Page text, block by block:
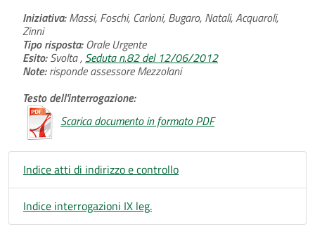
Iniziativa:Massi, Foschi, Carloni, Bugaro, Natali, Acquaroli,
Zinni
Tipo risposta:Orale Urgente
Esito:Svolta , Seduta n.82 del 12/06/2012
Note:risponde assessore Mezzolani
Testo dell'interrogazione:
Scarica documento in formato PDF
Indice atti di indirizzo e controllo
Indice interrogazioni IX leg.